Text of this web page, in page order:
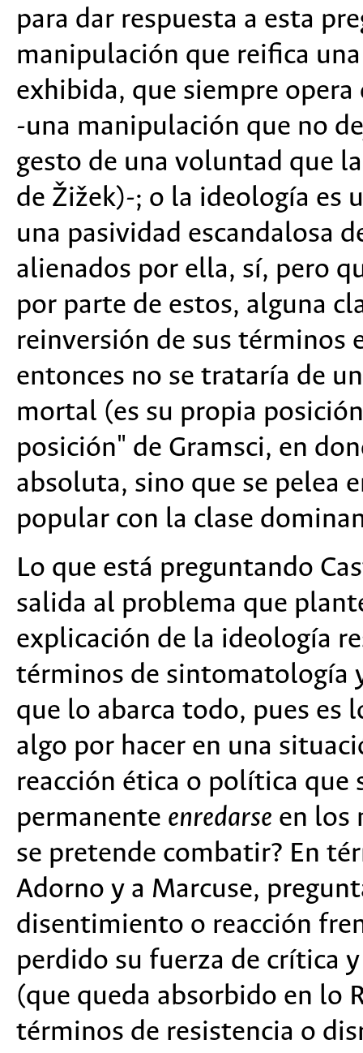
para dar respuesta a esta
manipulación que reifica
exhibida, que siempre
-una manipulación que no
gesto de una voluntad que
de Žižek)-; o la ideología es
una pasividad escandalosa
alienados por ella, sí, pero
por parte de estos, alguna
reinversión de sus términos
entonces no se trataría de
mortal (es su propia
posición" de Gramsci, en
absoluta, sino que se pelea
popular con la clase
Lo que está preguntando
salida al problema que
explicación de la ideología
términos de sintomatología
que lo abarca todo, pues es
algo por hacer en una
reacción ética o política que
permanente enredarse en los
se pretende combatir? En
Adorno y a Marcuse,
disentimiento o reacción
perdido su fuerza de crítica
(que queda absorbido en lo
términos de resistencia o